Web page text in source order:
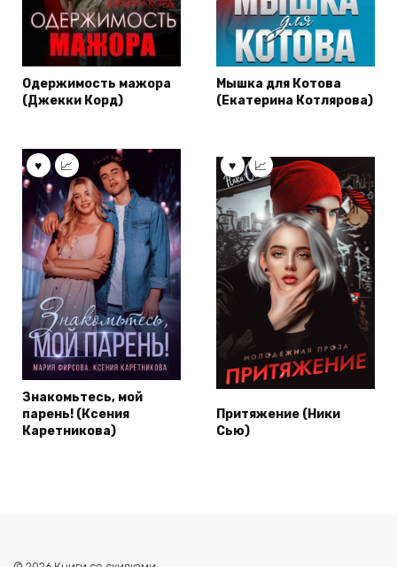
Одержимость мажора
(Джекки Корд)
Мышка для Котова
(Екатерина Котлярова)
Знакомьтесь, мой
парень! (Ксения
Каретникова)
Притяжение (Ники
Сью)